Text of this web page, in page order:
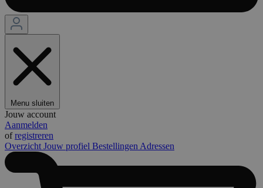
Menu sluiten
Jouw account
Aanmelden
ofregistreren
Overzicht Jouw profiel Bestellingen Adressen